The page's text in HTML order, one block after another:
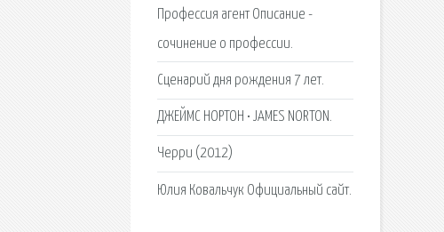
Профессия агент Описание -
сочинение о профессии.
Сценарий дня рождения 7 лет.
ДЖЕЙМС НОРТОН • JAMES NORTON.
Черри (2012)
Юлия Ковальчук Официальный сайт.